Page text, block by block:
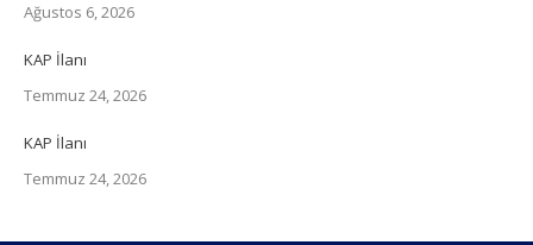
Ağustos 6, 2026
KAP İlanı
Temmuz 24, 2026
KAP İlanı
Temmuz 24, 2026